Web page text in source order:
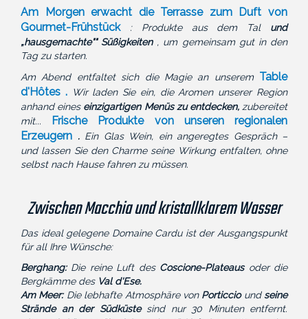
Am Morgen erwacht die Terrasse zum Duft von
Gourmet-Frühstück: Produkte aus dem Tal und
„hausgemachte"" Süßigkeiten, um gemeinsam gut in den
Tag zu starten.
Am Abend entfaltet sich die Magie an unserem Table
d'Hôtes .Wir laden Sie ein, die Aromen unserer Region
anhand eines einzigartigen Menüs zu entdecken,zubereitet
mit...
Frische Produkte von unseren regionalen
Erzeugern .Ein Glas Wein, ein angeregtes Gespräch –
und lassen Sie den Charme seine Wirkung entfalten, ohne
selbst nach Hause fahren zu müssen.
Zwischen Macchia und kristallklarem Wasser
Das ideal gelegene Domaine Cardu ist der Ausgangspunkt
für all Ihre Wünsche:
Berghang:Die reine Luft des Coscione-Plateausoder die
Bergkämme des Val d'Ese.
Am Meer:Die lebhafte Atmosphäre von Porticcioundseine
Strände an der
Südküstesind nur 30 Minuten entfernt.